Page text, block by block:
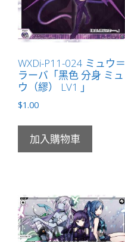
WXDi-P11-024 ミュウ＝
ラーバ「黑色 分身 ミュ
ウ（繆） LV1 」
$1.00
加入購物車